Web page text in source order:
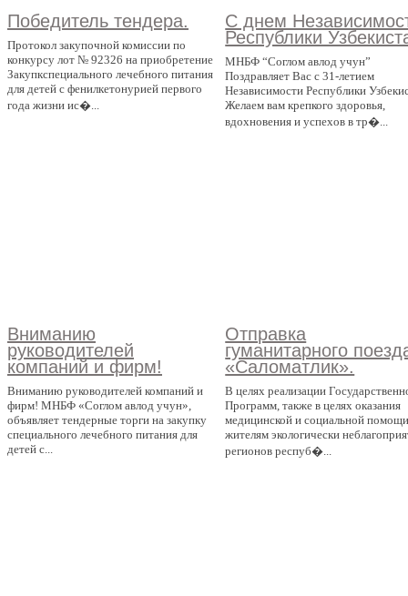
Победитель тендера.
Протокол закупочной комиссии по
конкурсу лот № 92326 на приобретение
Закупкспециального лечебного питания
для детей с фенилкетонурией первого
года жизни ис�...
С днем
Республики
МНБФ “Соглом авлод учун”
Поздравляет Вас с 31-летием
Независимости Республики
Желаем вам крепкого здоровья,
вдохновения и успехов в тр�...
Вниманию
руководителей
компаний и фирм!
Вниманию руководителей компаний и
фирм! МНБФ «Соглом авлод учун»,
объявляет тендерные торги на закупку
специального лечебного питания для
детей с...
Отправка
гуманитарного
«Саломатлик».
В целях реализации
Программ, также в целях оказания
медицинской и социальной
жителям экологически
регионов респуб�...